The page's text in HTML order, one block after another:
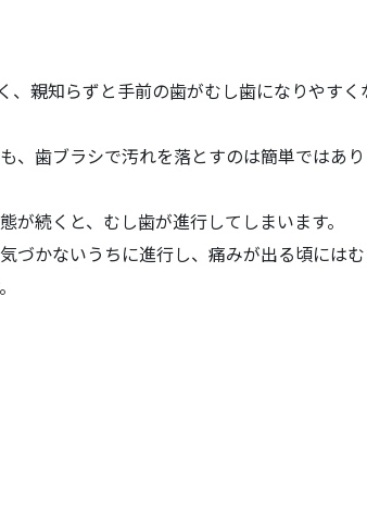
親知らずと手前の歯がむし歯になりやすく
、歯ブラシで汚れを落とすのは簡単ではあ
続くと、むし歯が進行してしまいます。
づかないうちに進行し、痛みが出る頃には